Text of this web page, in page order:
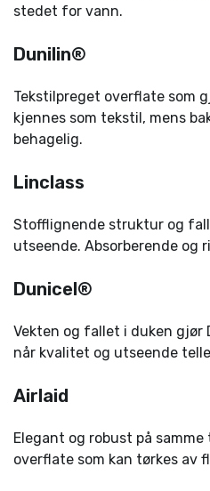
stedet for vann.
Dunilin®
Tekstilpreget overflate som
kjennes som tekstil, mens
behagelig.
Linclass
Stofflignende struktur og
utseende. Absorberende og
Dunicel®
Vekten og fallet i duken
når kvalitet og utseende
Airlaid
Elegant og robust på
overflate som kan tørkes av